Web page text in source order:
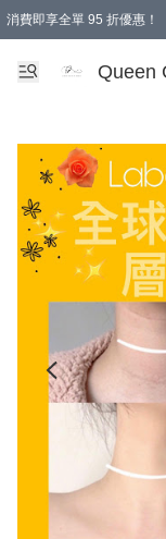
消費即享全單 95 折優惠！
Queen